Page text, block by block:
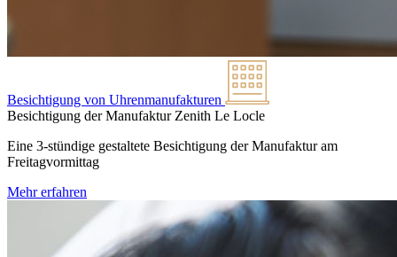
Besichtigung von Uhrenmanufakturen
Besichtigung der Manufaktur Zenith Le Locle
Eine 3-stündige gestaltete Besichtigung der Manufaktur am
Freitagvormittag
Mehr erfahren